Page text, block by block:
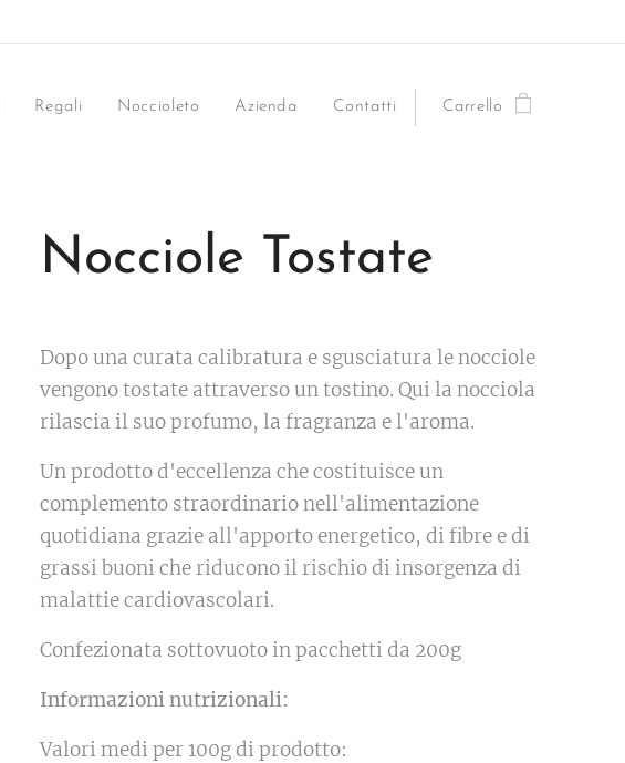
Regali Noccioleto Azienda Contatti Carrello
Nocciole Tostate
Dopo una curata calibratura e sgusciatura le nocciole
vengono tostate attraverso un tostino. Qui la nocciola
rilascia il suo profumo, la fragranza e l'aroma.
Un prodotto d'eccellenza che costituisce un
complemento straordinario nell'alimentazione
quotidiana grazie all'apporto energetico, di fibre e di
grassi buoni che riducono il rischio di insorgenza di
malattie cardiovascolari.
Confezionata sottovuoto in pacchetti da 200g
Informazioni nutrizionali:
Valori medi per 100g di prodotto: